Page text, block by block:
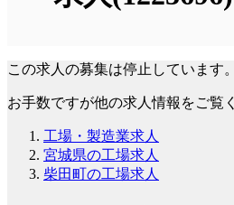
この求人の募集は停止しています。
お手数ですが他の求人情報をご覧
工場・製造業求人
宮城県の工場求人
柴田町の工場求人